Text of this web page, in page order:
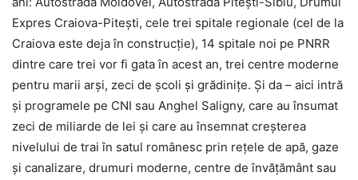
Expres Craiova-Pitești, cele trei spitale regionale (cel de la
Craiova este deja în construcție), 14 spitale noi pe PNRR
dintre care trei vor fi gata în acest an, trei centre moderne
pentru marii arși, zeci de școli și grădinițe. Și da – aici intră
și programele pe CNI sau Anghel Saligny, care au însumat
zeci de miliarde de lei și care au însemnat creșterea
nivelului de trai în satul românesc prin rețele de apă, gaze
și canalizare, drumuri moderne, centre de învățământ sau